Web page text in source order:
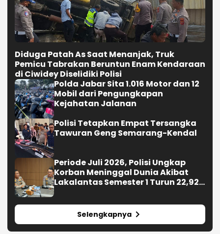
Diduga Patah As Saat Menanjak, Truk
Pemicu Tabrakan Beruntun Enam Kendaraan
di Ciwidey Diselidiki Polisi
Polda Jabar Sita 1.016 Motor dan 12
Mobil dari Pengungkapan
Kejahatan Jalanan
Polisi Tetapkan Empat Tersangka
Tawuran Geng Semarang-Kendal
Periode Juli 2026, Polisi Ungkap
Korban Meninggal Dunia Akibat
Lakalantas Semester 1 Turun 22,92
Selengkapnya